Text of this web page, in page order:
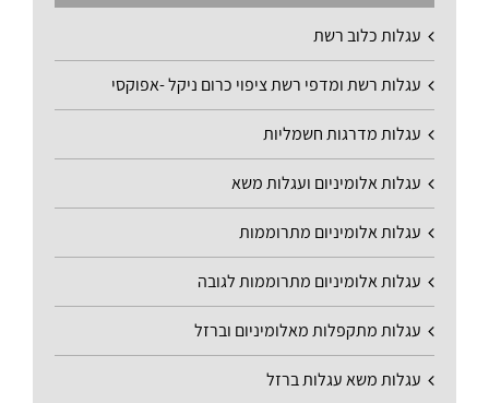
עגלות כלוב רשת
עגלות רשת ומדפי רשת ציפוי כרום ניקל -אפוקסי
עגלות מדרגות חשמליות
עגלות אלומיניום ועגלות משא
עגלות אלומיניום מתרוממות
עגלות אלומיניום מתרוממות לגובה
עגלות מתקפלות מאלומיניום וברזל
עגלות משא עגלות ברזל